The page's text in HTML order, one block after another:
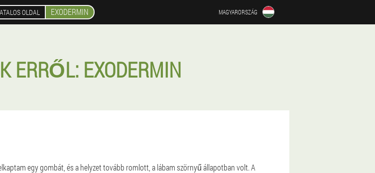
OLDAL EXODERMIN MAGYARORSZÁG
ERRŐL: EXODERMIN
egy gombát, és a helyzet tovább romlott, a lábam szörnyű állapotban volt. A